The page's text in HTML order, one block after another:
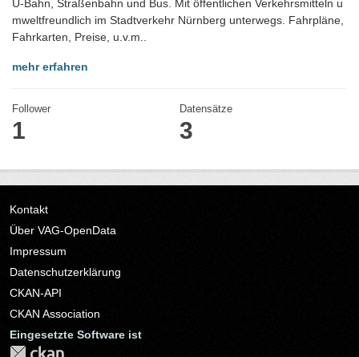
U-Bahn, Straßenbahn und Bus. Mit öffentlichen Verkehrsmitteln u
mweltfreundlich im Stadtverkehr Nürnberg unterwegs. Fahrpläne,
Fahrkarten, Preise, u.v.m..
mehr erfahren
Follower
1
Datensätze
3
Kontakt
Über VAG-OpenData
Impressum
Datenschutzerklärung
CKAN-API
CKAN Association
Eingesetzte Software ist